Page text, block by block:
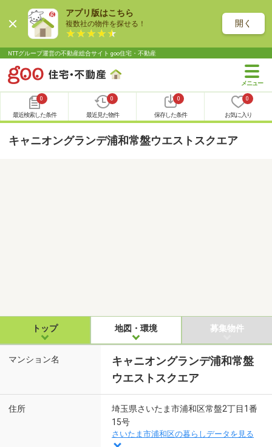
アプリ版はこちら
複数社の物件を探せる！ 開く
NTTグループ運営の不動産総合サイト goo住宅・不動産
0
最近検索した条件
0
最近見た物件
0
保存した条件
0
お気に入り
キャニオングランデ浦和常盤ウエストスクエア
トップ 地図・環境 募集物件
マンション名
キャニオングランデ浦和常盤
ウエストスクエア
住所
埼玉県さいたま市浦和区常盤2丁目1番
15号
さいたま市浦和区の暮らしデータを見る